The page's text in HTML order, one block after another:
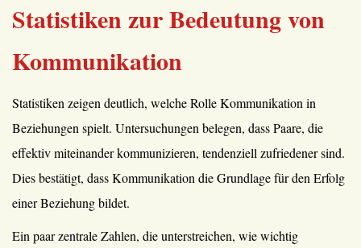
Statistiken zur Bedeutung von
Kommunikation
Statistiken zeigen deutlich, welche Rolle Kommunikation in
Beziehungen spielt. Untersuchungen belegen, dass Paare, die
effektiv miteinander kommunizieren, tendenziell zufriedener sind.
Dies bestätigt, dass Kommunikation die Grundlage für den Erfolg
einer Beziehung bildet.
Ein paar zentrale Zahlen, die unterstreichen, wie wichtig